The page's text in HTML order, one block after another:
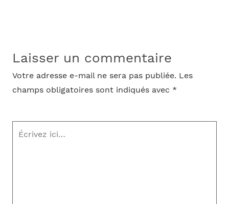
Laisser un commentaire
Votre adresse e-mail ne sera pas publiée. Les
champs obligatoires sont indiqués avec *
Écrivez